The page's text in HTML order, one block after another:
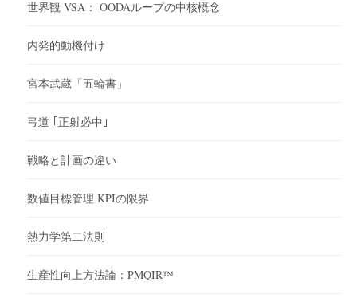
世界観 VSA： OODAループの中核概念
内発的動機付け
宮本武蔵「五輪書」
弓道 ｢正射必中｣
戦略と計画の違い
数値目標管理 KPIの限界
熱力学第二法則
生産性向上方法論：PMQIR™